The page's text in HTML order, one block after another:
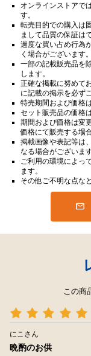
オンラインストアで
す。
転売目的での購入は
まして品質の保証は
過度な買い占め行為
く場合がございます。
一部の記載販売品を
します。
正確な掲載に努めて
に記載の掲示を必ず
特売期間および価格
セット販売品の価格
期間および価格は変
価格にて販売する場
掲載画像や表記等は
なる場合がございます
ご利用の環境によっ
ます。
その他ご不明な点な
この商
にこさん
晩酌のお供